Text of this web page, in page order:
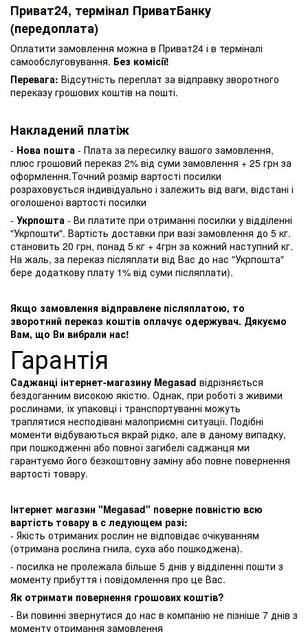
Приват24, термінал ПриватБанку
(передоплата)
Оплатити замовлення можна в Приват24 і в терміналі
самообслуговування. Без комісії!
Перевага: Відсутність переплат за відправку зворотного
переказу грошових коштів на пошті.
Накладений платіж
- Нова пошта - Плата за пересилку вашого замовлення,
плюс грошовий переказ 2% від суми замовлення + 25 грн за
оформлення.Точний розмір вартості посилки
розраховується індивідуально і залежить від ваги, відстані і
оголошеної вартості посилки
- Укрпошта - Ви платите при отриманні посилки у відділенні
"Укрпошти". Вартість доставки при вазі замовлення до 5 кг.
становить 20 грн, понад 5 кг + 4грн за кожний наступний кг.
На жаль, за переказ післяплати від Вас до нас "Укрпошта"
бере додаткову плату 1% від суми післяплати).
Якщо замовлення відправлене післяплатою, то
зворотний переказ коштів оплачує одержувач. Дякуємо
Вам, що Ви вибрали нас!
Гарантія
Саджанці інтернет-магазину Megasad відрізняється
бездоганним високою якістю. Однак, при роботі з живими
рослинами, їх упаковці і транспортуванні можуть
траплятися несподівані малоприємні ситуації. Подібні
моменти відбуваються вкрай рідко, але в даному випадку,
при пошкодженні або повної загибелі саджанця ми
гарантуємо його безкоштовну заміну або повне повернення
вартості товару.
Інтернет магазин "Megasad" поверне повністю всю
вартість товару в с ледующем разі:
- Якість отриманих рослин не відповідає очікуванням
(отримана рослина гнила, суха або пошкоджена).
- посилка не пролежала більше 5 днів у відділенні пошти з
моменту прибуття і повідомлення про це Вас.
Як отримати повернення грошових коштів?
- Ви повинні звернутися до нас в компанію не пізніше 7 днів з
моменту отримання замовлення